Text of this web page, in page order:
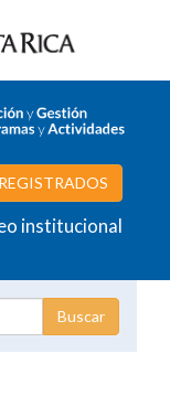
institucional